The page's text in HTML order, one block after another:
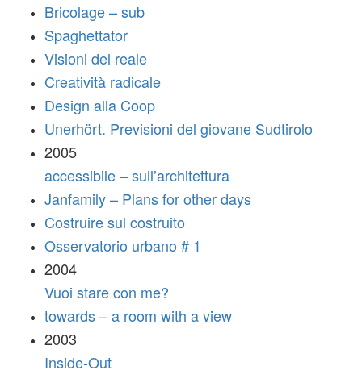
Bricolage – sub
Spaghettator
Visioni del reale
Creatività radicale
Design alla Coop
Unerhört. Previsioni del giovane Sudtirolo
2005
accessibile – sull’architettura
Janfamily – Plans for other days
Costruire sul costruito
Osservatorio urbano # 1
2004
Vuoi stare con me?
towards – a room with a view
2003
Inside-Out